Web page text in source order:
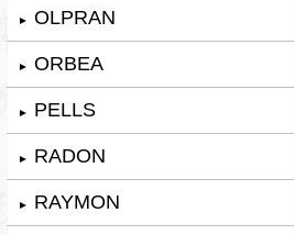
► OLPRAN
► ORBEA
► PELLS
► RADON
► RAYMON